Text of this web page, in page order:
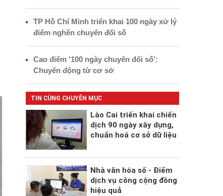
TP Hồ Chí Minh triển khai 100 ngày xử lý
điểm nghẽn chuyển đổi số
Cao điểm '100 ngày chuyển đổi số':
Chuyển động từ cơ sở
TIN CÙNG CHUYÊN MỤC
Lào Cai triển khai chiến
dịch 90 ngày xây dựng,
chuẩn hoá cơ sở dữ liệu
Nhà văn hóa số - Điểm
dịch vụ công cộng đồng
hiệu quả